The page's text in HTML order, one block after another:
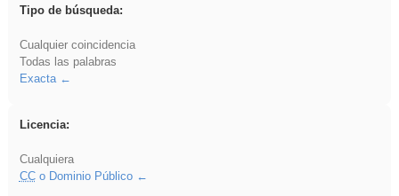
Tipo de búsqueda:
Cualquier coincidencia
Todas las palabras
Exacta
Licencia:
Cualquiera
CCo Dominio Público